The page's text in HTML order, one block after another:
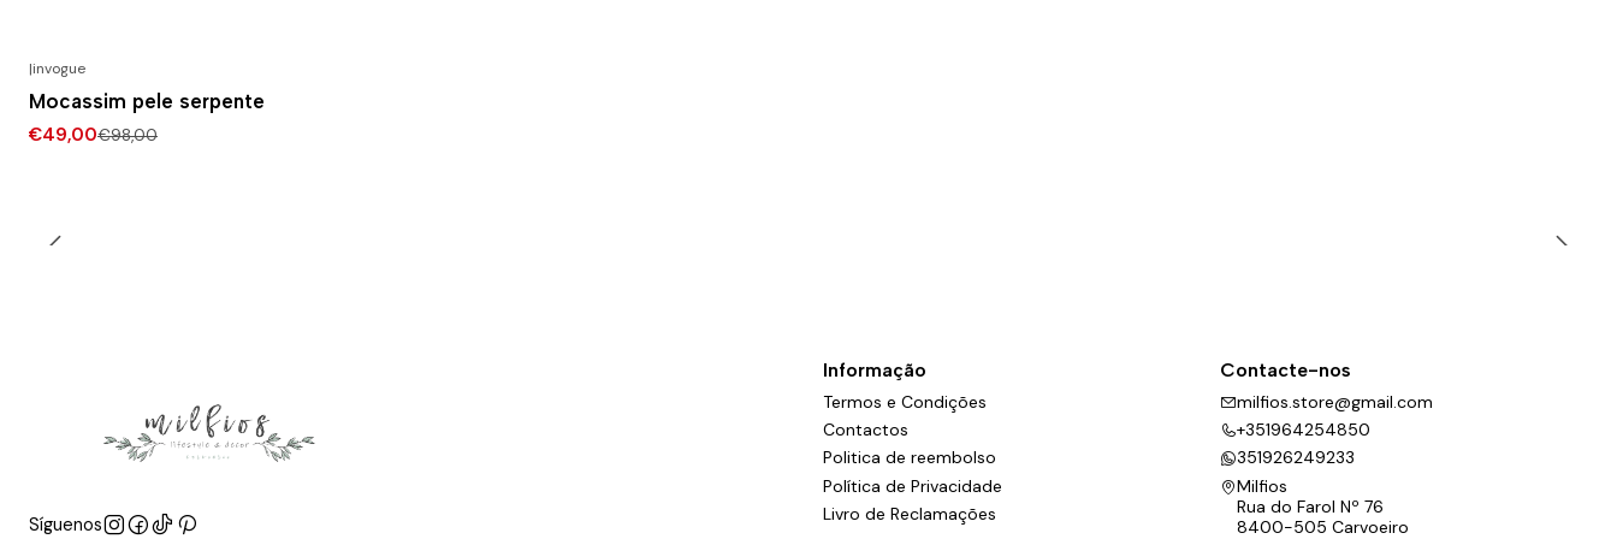
|invogue
Mocassim pele serpente
€49,00€98,00
Síguenos
Informação
Termos e Condições
Contactos
Politica de reembolso
Política de Privacidade
Livro de Reclamações
Contacte-nos
milfios.store@gmail.com
+351964254850
351926249233
Milfios
Rua do Farol Nº 76
8400-505 Carvoeiro